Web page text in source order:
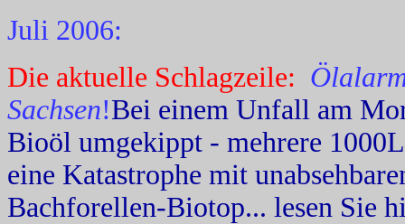
Juli 2006:
Die aktuelle Schlagzeile:
Sachsen!Bei einem Unfall am
Bioöl umgekippt - mehrere
eine Katastrophe mit
Bachforellen-Biotop... lesen Sie